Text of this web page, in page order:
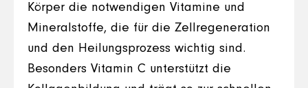
Körper die notwendigen Vitamine und
Mineralstoffe, die für die Zellregeneration
und den Heilungsprozess wichtig sind.
Besonders Vitamin C unterstützt die